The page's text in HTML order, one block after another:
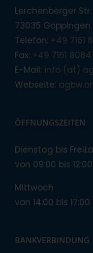
Lerchenberger
73035 Göppingen
Telefon: +49 7161
Fax: +49 7161
E-Mail: info (at)
Webseite:
ÖFFNUNGSZEITEN
Dienstag bis
von 09:00 bis
Mittwoch
von 14:00 bis 17:00
BANKVERBINDUNG